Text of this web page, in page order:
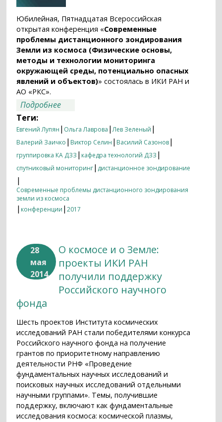
Юбилейная, Пятнадцатая Всероссийская
открытая конференция «Современные
проблемы дистанционного зондирования
Земли из космоса (Физические основы,
методы и технологии мониторинга
окружающей среды, потенциально опасных
явлений и объектов)» состоялась в ИКИ РАН и
АО «РКС».
Подробнее
спутников обсудили в ИКИ РАН
Теги:
Евгений Лупян | Ольга Лаврова |Лев Зеленый |
Валерий Заичко | Виктор Селин | Василий Сазонов|
группировка КА ДЗЗ | кафедра технологий ДЗЗ |
спутниковый мониторинг| дистанционное зондирование
|
Современные проблемы дистанционного зондирования
земли из космоса
| конференции |2017
28
мая
2014
О космосе и о Земле:
проекты ИКИ РАН
получили поддержку
Российского научного
фонда
Шесть проектов Института космических
исследований РАН стали победителями конкурса
Российского научного фонда на получение
грантов по приоритетному направлению
деятельности РНФ «Проведение
фундаментальных научных исследований и
поисковых научных исследований отдельными
научными группами». Темы, получившие
поддержку, включают как фундаментальные
исследования космоса: космической плазмы,